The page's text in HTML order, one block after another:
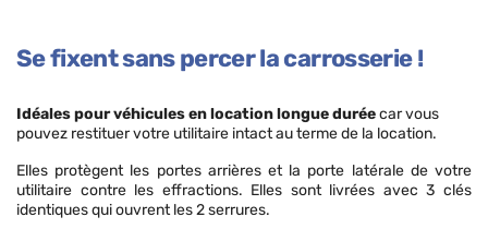
Se fixent sans percer la carrosserie !
Idéales pour véhicules en location longue duréecar vous
pouvez restituer votre utilitaire intact au terme de la location.
Elles protègent les portes arrières et la porte latérale de votre
utilitaire contre les effractions. Elles sont livrées avec 3 clés
identiques qui ouvrent les 2 serrures.